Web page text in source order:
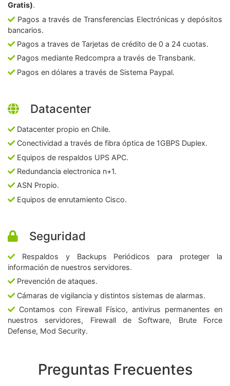
Gratis).
Pagos a través de Transferencias Electrónicas y depósitos
bancarios.
Pagos a traves de Tarjetas de crédito de 0 a 24 cuotas.
Pagos mediante Redcompra a través de Transbank.
Pagos en dólares a través de Sistema Paypal.
Datacenter
Datacenter propio en Chile.
Conectividad a través de fibra óptica de 1GBPS Duplex.
Equipos de respaldos UPS APC.
Redundancia electronica n+1.
ASN Propio.
Equipos de enrutamiento Cisco.
Seguridad
Respaldos y Backups Periódicos para proteger la
información de nuestros servidores.
Prevención de ataques.
Cámaras de vigilancia y distintos sistemas de alarmas.
Contamos con Firewall Físico, antivirus permanentes en
nuestros servidores, Firewall de Software, Brute Force
Defense, Mod Security.
Preguntas Frecuentes